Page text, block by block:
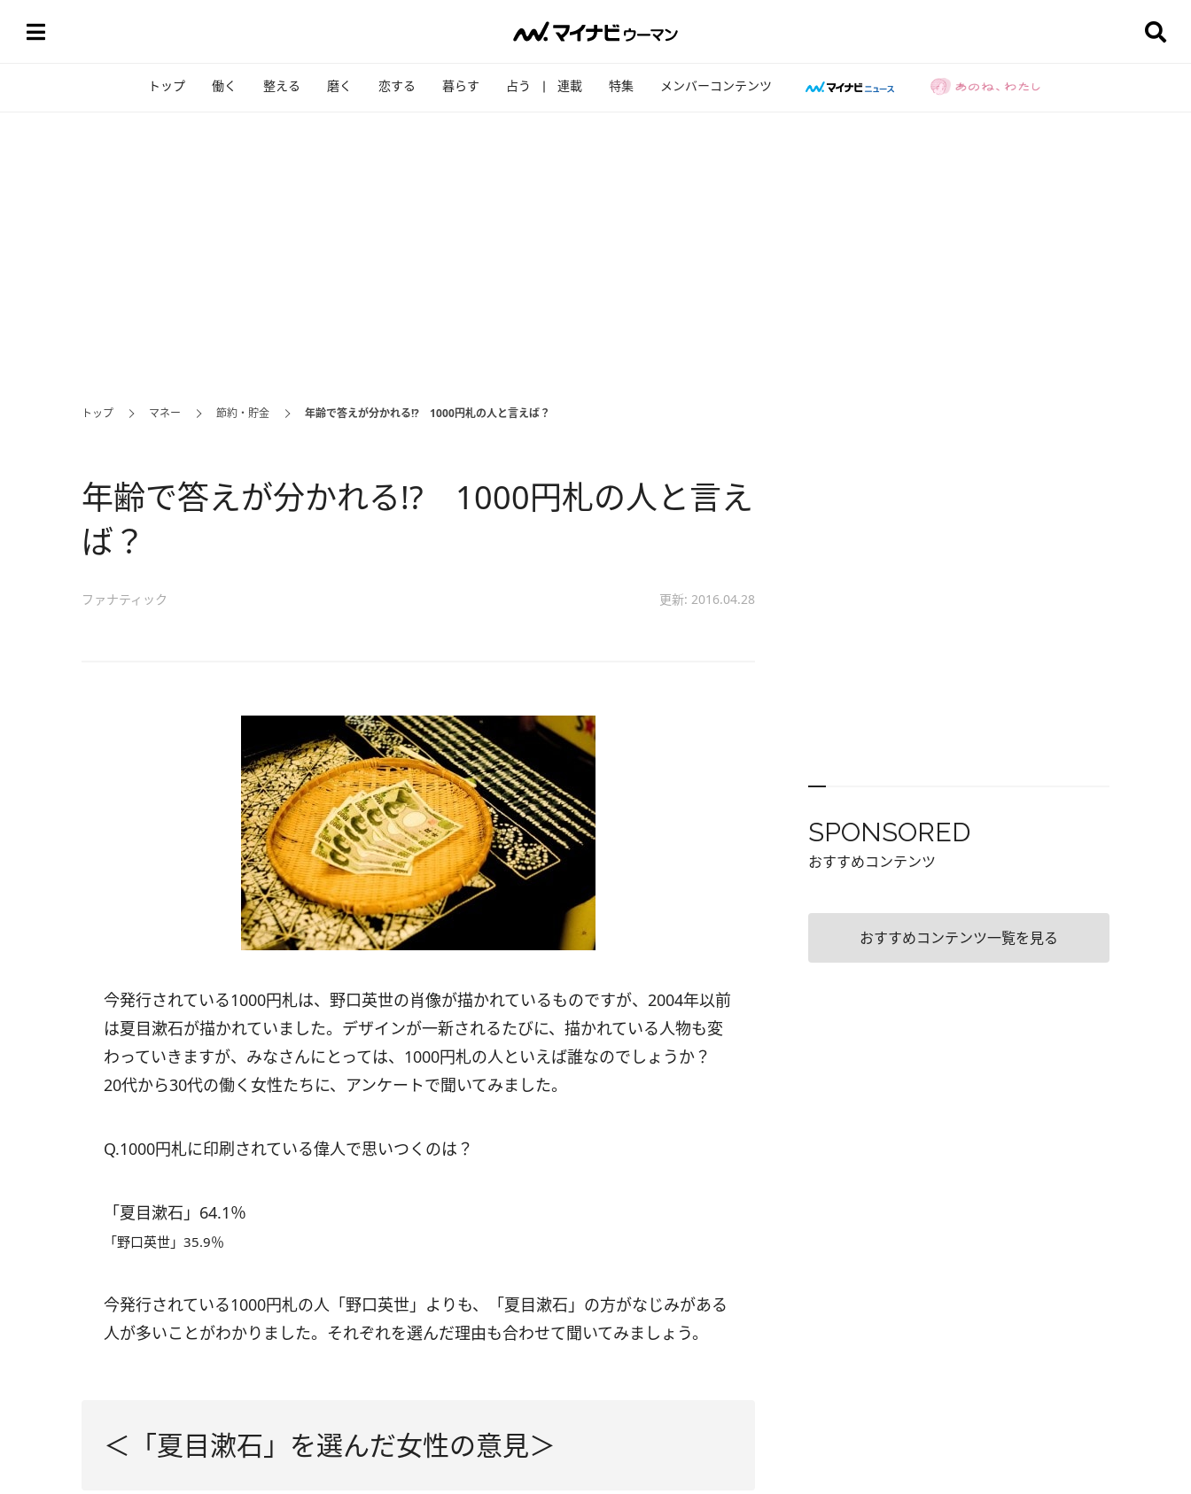
トップ 働く 整える 磨く 恋する 暮らす 占う 連載 特集 メンバーコンテンツ
トップ マネー 節約・貯金 年齢で答えが分かれる!? 1000円札の人と言えば？
年齢で答えが分かれる!? 1000円札の人と言え
ば？
ファナティック 更新: 2016.04.28
今発行されている1000円札は、野口英世の肖像が描かれているものですが、2004年以前
は夏目漱石が描かれていました。デザインが一新されるたびに、描かれている人物も変
わっていきますが、みなさんにとっては、1000円札の人といえば誰なのでしょうか？
20代から30代の働く女性たちに、アンケートで聞いてみました。
Q.1000円札に印刷されている偉人で思いつくのは？
「夏目漱石」64.1％
「野口英世」35.9％
今発行されている1000円札の人「野口英世」よりも、「夏目漱石」の方がなじみがある
人が多いことがわかりました。それぞれを選んだ理由も合わせて聞いてみましょう。
＜「夏目漱石」を選んだ女性の意見＞
SPONSORED
おすすめコンテンツ
おすすめコンテンツ一覧を見る